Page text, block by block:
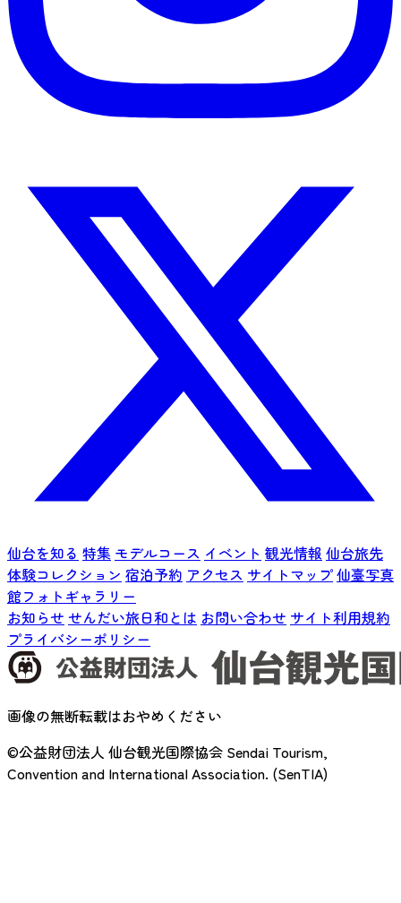
仙台を知る 特集 モデルコース イベント 観光情報 仙台旅先
体験コレクション 宿泊予約 アクセス サイトマップ仙臺写真
館フォトギャラリー
お知らせ せんだい旅日和とは お問い合わせ サイト利用規約
プライバシーポリシー
画像の無断転載はおやめください
©公益財団法人 仙台観光国際協会 Sendai Tourism,
Convention and International Association. (SenTIA)